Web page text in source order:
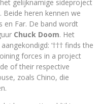
gelijknamige sideproject
. Beide heren kennen we
en Far. De band wordt
Chuck Doom. Het
‘††† finds the
forces in a project
of their respective
zoals Chino, die